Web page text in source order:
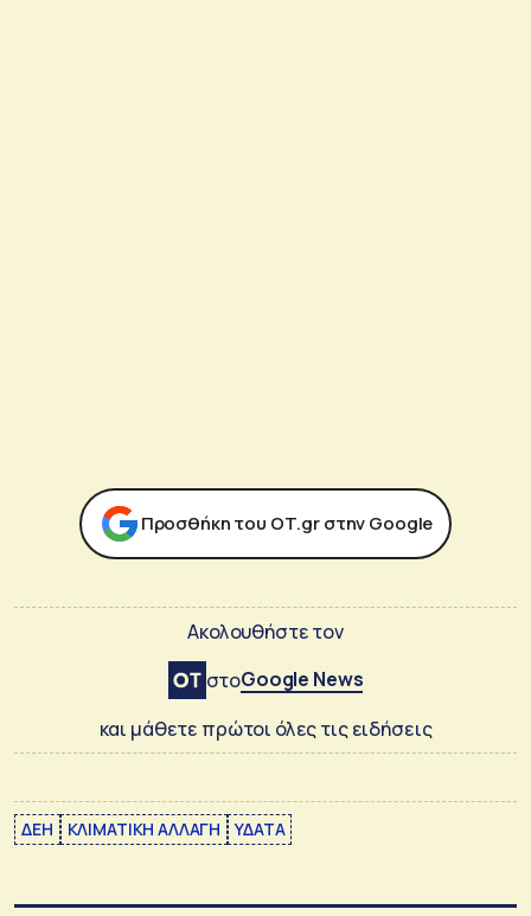
Προσθήκη του ΟΤ.gr στην Google
Ακολουθήστε τον
στοGoogle News
και μάθετε πρώτοι όλες τις ειδήσεις
ΔΕΗ ΚΛΙΜΑΤΙΚΗ ΑΛΛΑΓΗ ΥΔΑΤΑ